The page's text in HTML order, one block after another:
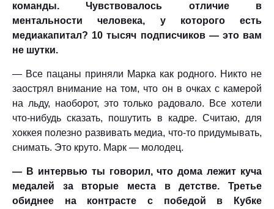
команды. Чувствовалось отличие в
ментальности человека, у которого есть
медиакапитал? 10 тысяч подписчиков — это вам
не шутки.
— Все пацаны приняли Марка как родного. Никто не
заострял внимание на том, что он в очках с камерой
на льду, наоборот, это только радовало. Все хотели
что-нибудь сказать, пошутить в кадре. Считаю, для
хоккея полезно развивать медиа, что-то придумывать,
снимать. Это круто. Марк — молодец.
— В интервью ты говорил, что дома лежит куча
медалей за вторые места в детстве. Третье
обиднее на контрасте с победой в Кубке